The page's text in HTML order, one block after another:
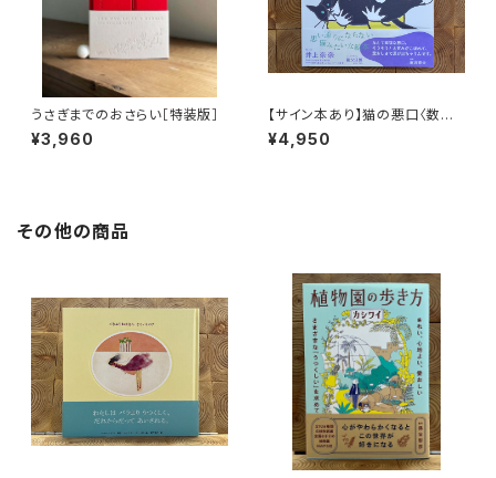
うさぎまでのおさらい［特装版］
¥3,960
【サイン本あり】猫の悪口〈数量
限定・オリジナルトート付き〉
¥4,950
その他の商品